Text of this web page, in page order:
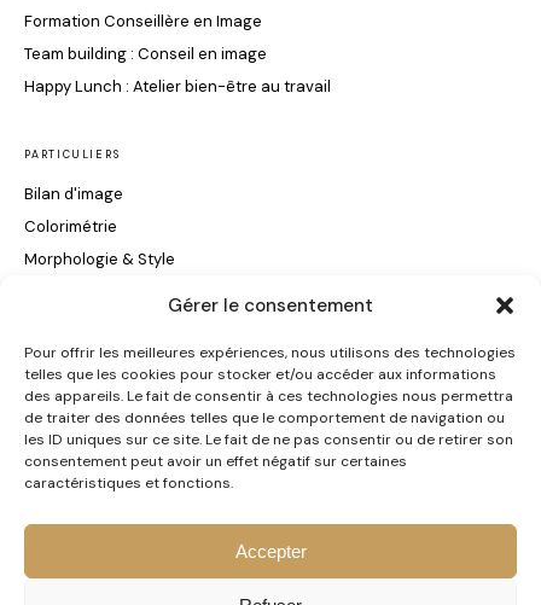
Gérer le consentement
Pour offrir les meilleures expériences, nous utilisons des technologies
telles que les cookies pour stocker et/ou accéder aux informations
des appareils. Le fait de consentir à ces technologies nous permettra
de traiter des données telles que le comportement de navigation ou
les ID uniques sur ce site. Le fait de ne pas consentir ou de retirer son
consentement peut avoir un effet négatif sur certaines
caractéristiques et fonctions.
Accepter
Formation Conseillère en Image
Team building : Conseil en image
Happy Lunch : Atelier bien-être au travail
PARTICULIERS
Bilan d'image
Colorimétrie
Morphologie & Style
INFORMATIONS
Certification Qualiopi
Contact